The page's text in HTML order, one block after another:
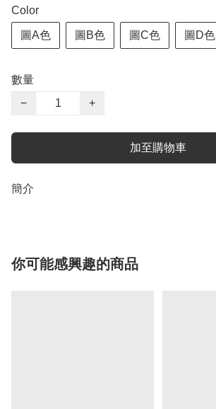
Color
圖A色 圖B色 圖C色 圖D色
數量
−
+
加至購物車
簡介
你可能感興趣的商品